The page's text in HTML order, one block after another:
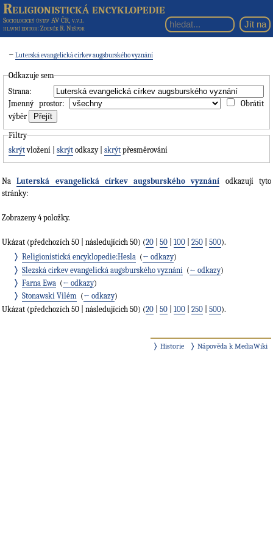
Religionistická encyklopedie
Sociologický ústav AV ČR, v.v.i.
hlavní editor: Zdeněk R. Nešpor
←Luterská evangelická církev augsburského vyznání
Odkazuje sem
Strana:
Jmenný prostor:
Obrátit
výběr
Filtry
skrýtvložení |skrýt odkazy |skrýt přesměrování
NaLuterská evangelická církev augsburského vyznání odkazují tyto
stránky:
Zobrazeny 4 položky.
Ukázat (předchozích 50 | následujících 50) (20 50 100 250 500).
Religionistická encyklopedie:Hesla (← odkazy)
Slezská církev evangelická augsburského vyznání (← odkazy)
Farna Ewa (← odkazy)
Stonawski Vilém (← odkazy)
Ukázat (předchozích 50 | následujících 50) (20 50 100 250 500).
Historie Nápověda k MediaWiki